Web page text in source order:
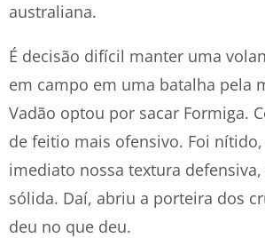
australiana.
É decisão difícil manter uma
em campo em uma batalha pela
Vadão optou por sacar Formiga.
de feitio mais ofensivo. Foi
imediato nossa textura
sólida. Daí, abriu a porteira dos
deu no que deu.